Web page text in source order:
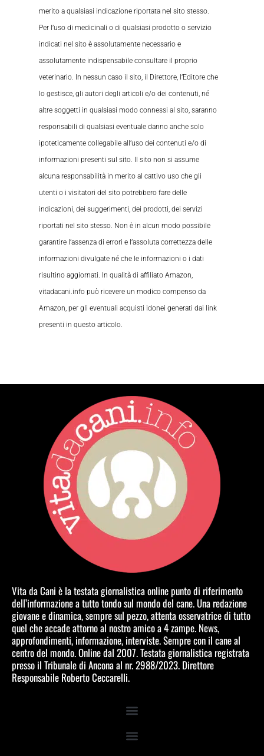
merito a qualsiasi indicazione riportata nel sito stesso.
Per l’uso di medicinali o di qualsiasi prodotto o servizio
indicati nel sito è assolutamente necessario e
assolutamente indispensabile consultare il proprio
veterinario. In nessun caso il sito, il Direttore, l’Editore che
lo gestisce, gli autori degli articoli e/o dei contenuti, né
altre soggetti in qualsiasi modo connessi al sito, saranno
responsabili di qualsiasi eventuale danno anche solo
ipoteticamente collegabile all’uso dei contenuti e/o di
informazioni presenti sul sito. Il sito non si assume
alcuna responsabilità in merito al cattivo uso che gli
utenti o i visitatori del sito potrebbero fare delle
indicazioni, dei suggerimenti, dei prodotti, dei servizi
riportati nel sito stesso. Non è in alcun modo possibile
garantire l’assenza di errori e l’assoluta correttezza delle
informazioni divulgate né che le informazioni o i dati
risultino aggiornati. In qualità di affiliato Amazon,
vitadacani.info può ricevere un modico compenso da
Amazon, per gli eventuali acquisti idonei generati dai link
presenti in questo articolo.
Vita da Cani è la testata giornalistica online punto di riferimento
dell’informazione a tutto tondo sul mondo del cane. Una redazione
giovane e dinamica, sempre sul pezzo, attenta osservatrice di tutto
quel che accade attorno al nostro amico a 4 zampe. News,
approfondimenti, informazione, interviste. Sempre con il cane al
centro del mondo. Online dal 2007. Testata giornalistica registrata
presso il Tribunale di Ancona al nr. 2988/2023. Direttore
Responsabile Roberto Ceccarelli.